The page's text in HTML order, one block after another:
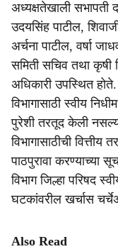
अध्यक्षतेखाली सभापती
उदयसिंह पाटील,
अर्चना पाटील, वर्षा
समिती सचिव तथा कृषी
अधिकारी उपस्थित
विभागासाठी स्वीय
पुरेशी तरतूद केली
विभागासाठीची वित्तीय
पाठपुरावा करण्याच्या
विभाग जिल्हा परिषद
घटकांवरील खर्चास
Also Read